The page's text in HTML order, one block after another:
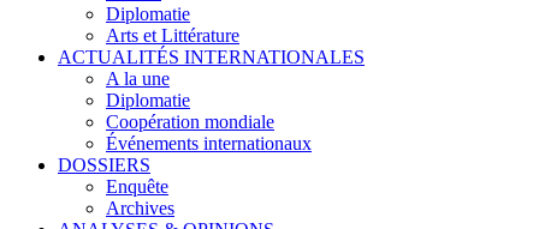
Diplomatie
Arts et Littérature
ACTUALITÉS INTERNATIONALES
A la une
Diplomatie
Coopération mondiale
Événements internationaux
DOSSIERS
Enquête
Archives